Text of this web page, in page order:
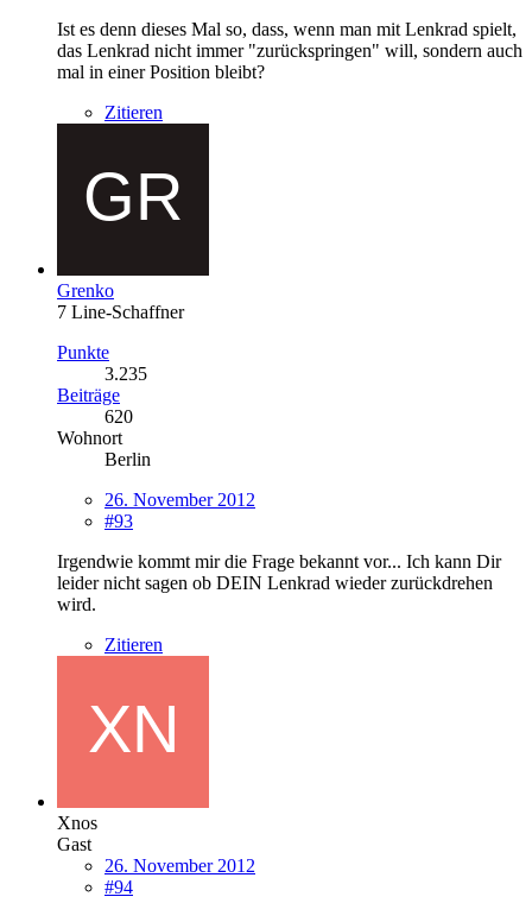
Ist es denn dieses Mal so, dass, wenn man mit Lenkrad spielt,
das Lenkrad nicht immer "zurückspringen" will, sondern auch
mal in einer Position bleibt?
Zitieren
Grenko
7 Line-Schaffner
Punkte
3.235
Beiträge
620
Wohnort
Berlin
26. November 2012
#93
Irgendwie kommt mir die Frage bekannt vor... Ich kann Dir
leider nicht sagen ob DEIN Lenkrad wieder zurückdrehen
wird.
Zitieren
Xnos
Gast
26. November 2012
#94